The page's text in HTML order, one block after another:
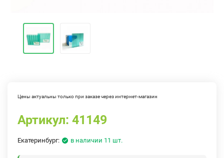
Цены актуальны только при заказе через интернет-магазин
Артикул: 41149
Екатеринбург: в наличии 11 шт.